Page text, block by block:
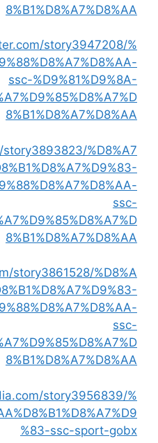
8%B1%D8%A7%D8%AA
story3947208/%
ssc-%D9%81%D9%8A-
8%B1%D8%A7%D8%AA
%D8%A7
ssc-
8%B1%D8%A7%D8%AA
story3861528/%D8%A
ssc-
8%B1%D8%A7%D8%AA
story3956839/%
%83-ssc-sport-gobx